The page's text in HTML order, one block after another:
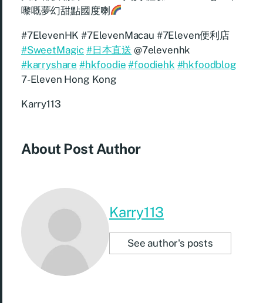
嚟嘅夢幻甜點國度喇
#7ElevenHK #7ElevenMacau #7Eleven便利店
#SweetMagic #日本直送 @7elevenhk
#karryshare #hkfoodie #foodiehk #hkfoodblog
7-Eleven Hong Kong
Karry113
About Post Author
Karry113
See author's posts